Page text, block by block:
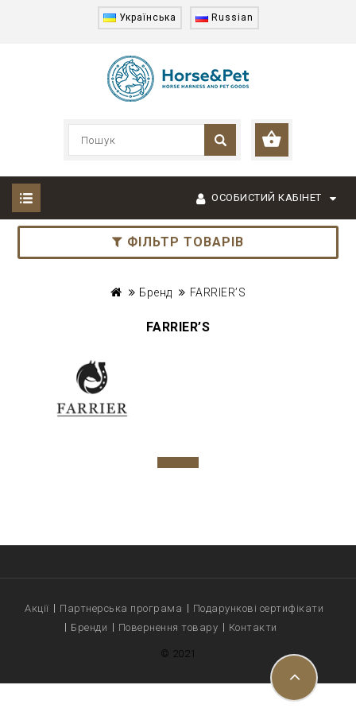
Українська Russian
ОСОБИСТИЙ КАБІНЕТ
ФІЛЬТР ТОВАРІВ
Бренд FARRIER’S
FARRIER’S
Акції Партнерська програма
Подарункові сертифікати
Бренди
Повернення товару Контакти
© 2021